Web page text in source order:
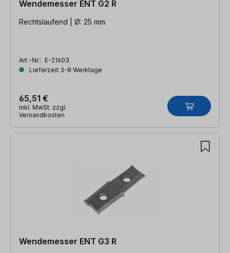
Wendemesser ENT G2 R
Rechtslaufend | Ø: 25 mm
Art.-Nr.: E-21603
Lieferzeit 3-8 Werktage
65,51 €
inkl. MwSt. zzgl.
Versandkosten
Wendemesser ENT G3 R